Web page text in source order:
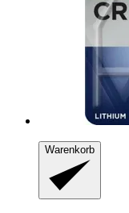
Warenkorb